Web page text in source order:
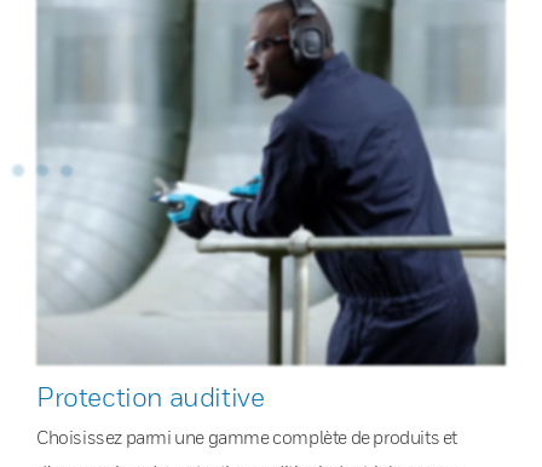
Protection auditive
Choisissez parmi une gamme complète de produits et